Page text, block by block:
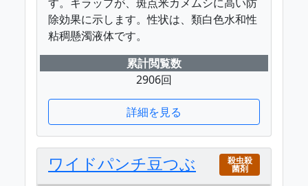
除効果に示します。性状は、類白色水和性
粘稠懸濁液体です。
累計閲覧数
2906回
詳細を見る
ワイドパンチ豆つぶ 殺虫殺
菌剤